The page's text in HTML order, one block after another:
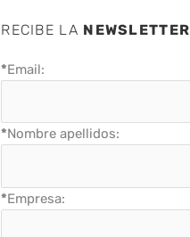
RECIBE LA NEWSLETTER
*Email:
*Nombre apellidos:
*Empresa: